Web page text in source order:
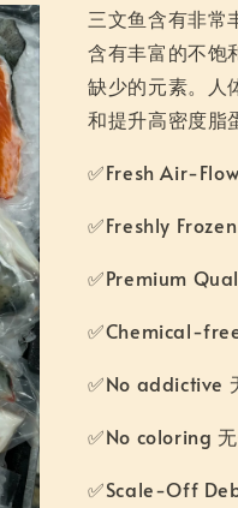
三文鱼含有非常
含有丰富的不饱
缺少的元素。人
和提升高密度脂
✅Fresh Air-
✅Freshly
✅Premium
✅Chemical-
✅No addictive
✅No coloring
✅Scale-Off